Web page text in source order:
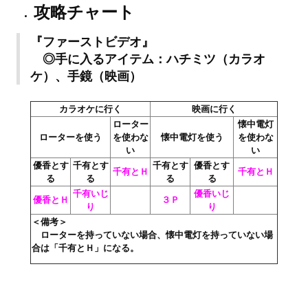
Aliens vs Predator 2 (Русские субтитры)
Dungeon Siege 2 Legendary Mod (Русские субтитры)
Новый ГГ
Моды группы
Теневой кардинал для Скайрима
Работы Alexandra10
Kitana HGEC
Apella CBBE SSE BodySlide (with Physics)
Apella 2.0 CBBE SSE BodySlide (with Physics)
攻略チャート
『ファーストビデオ』
◎手に入るアイテム：ハチミツ（カラオ
ケ）、手鏡（映画）
カラオケに行く 映画に行く
ローターを使う
ローター
を使わな
い
懐中電灯を使う
懐中電灯
を使わな
い
優香とす
る
千有とす
る
千有とＨ
千有とす
る
優香とす
る
千有とＨ
優香とＨ
千有いじ
り
３Ｐ
優香いじ
り
＜備考＞
ローターを持っていない場合、懐中電灯を持っていない場
合は「千有とＨ」になる。